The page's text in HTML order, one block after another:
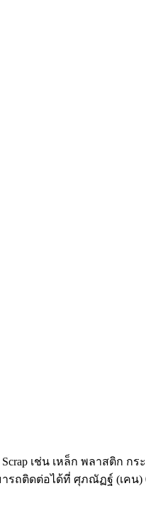
เช่น เหล็ก พลาสติก
ดต่อได้ที่ ศุภณัฏฐ์ (เคน)